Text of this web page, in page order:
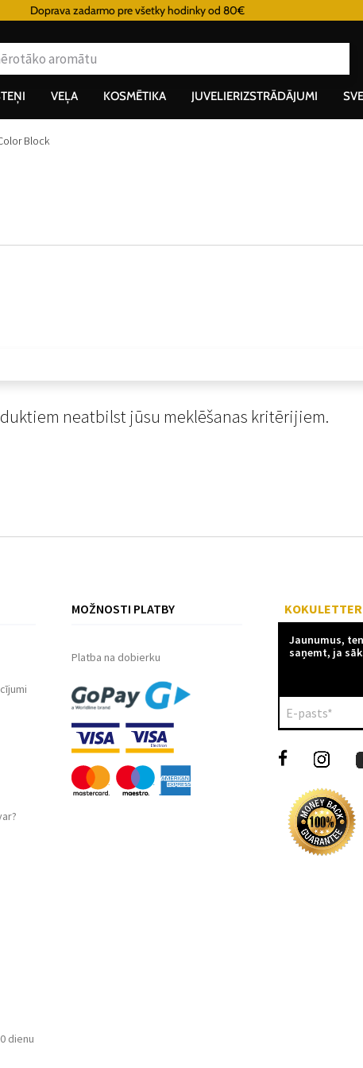
Doprava zadarmo pre všetky hodinky od 80€
VEĻA KOSMĒTIKA JUVELIERIZSTRĀDĀJUMI
Block
neatbilst jūsu meklēšanas kritērijiem.
dienu
MOŽNOSTI PLATBY
Platba na dobierku
KOKULETTER
Jaunumus,
saņemt, ja
E-pasts*